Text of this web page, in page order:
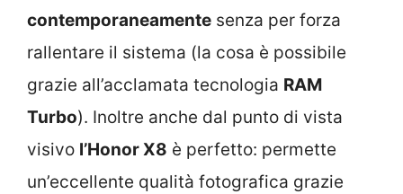
contemporaneamente senza per forza
rallentare il sistema (la cosa è possibile
grazie all’acclamata tecnologia RAM
Turbo). Inoltre anche dal punto di vista
visivo l’Honor X8 è perfetto: permette
un’eccellente qualità fotografica grazie